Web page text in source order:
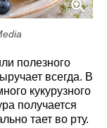
полезного
всегда. В
кукурузного
получается
тает во рту.